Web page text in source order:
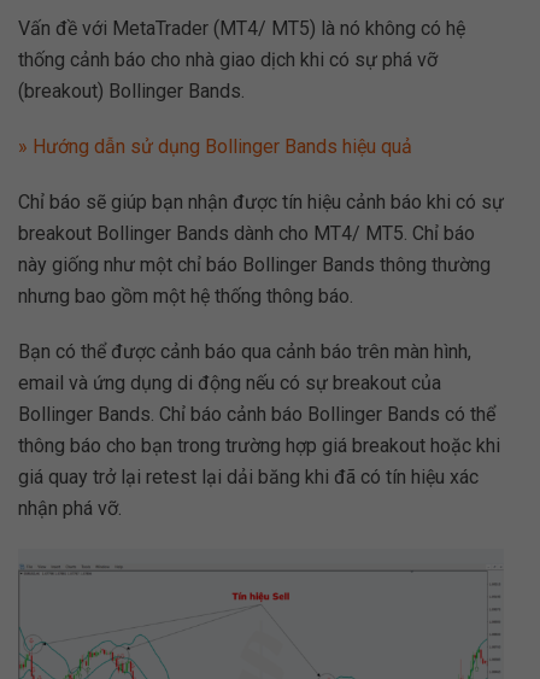
Vấn đề với MetaTrader (MT4/ MT5) là nó không có hệ
thống cảnh báo cho nhà giao dịch khi có sự phá vỡ
(breakout) Bollinger Bands.
» Hướng dẫn sử dụng Bollinger Bands hiệu quả
Chỉ báo sẽ giúp bạn nhận được tín hiệu cảnh báo khi có sự
breakout Bollinger Bands dành cho MT4/ MT5. Chỉ báo
này giống như một chỉ báo Bollinger Bands thông thường
nhưng bao gồm một hệ thống thông báo.
Bạn có thể được cảnh báo qua cảnh báo trên màn hình,
email và ứng dụng di động nếu có sự breakout của
Bollinger Bands. Chỉ báo cảnh báo Bollinger Bands có thể
thông báo cho bạn trong trường hợp giá breakout hoặc khi
giá quay trở lại retest lại dải băng khi đã có tín hiệu xác
nhận phá vỡ.